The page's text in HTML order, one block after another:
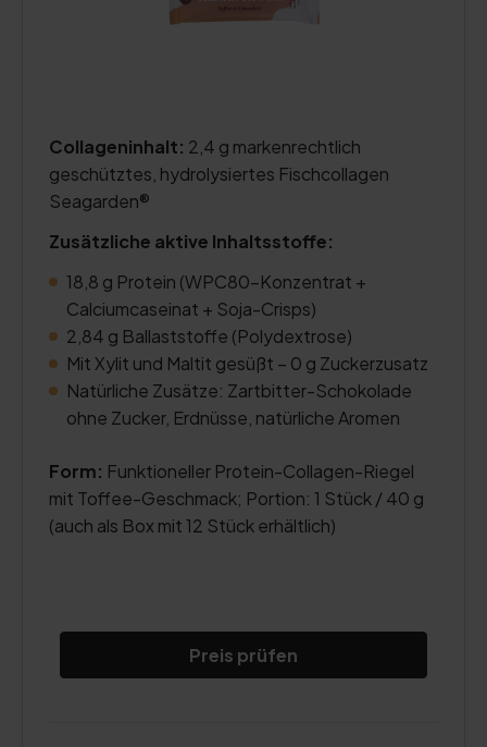
Collageninhalt: 2,4 g markenrechtlich
geschütztes, hydrolysiertes Fischcollagen
Seagarden®
Zusätzliche aktive Inhaltsstoffe:
18,8 g Protein (WPC80-Konzentrat +
Calciumcaseinat + Soja-Crisps)
2,84 g Ballaststoffe (Polydextrose)
Mit Xylit und Maltit gesüßt – 0 g Zuckerzusatz
Natürliche Zusätze: Zartbitter-Schokolade
ohne Zucker, Erdnüsse, natürliche Aromen
Form: Funktioneller Protein-Collagen-Riegel
mit Toffee-Geschmack; Portion: 1 Stück / 40 g
(auch als Box mit 12 Stück erhältlich)
Preis prüfen